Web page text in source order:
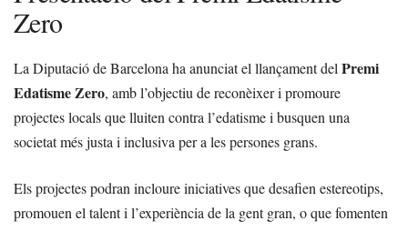
Zero
La Diputació de Barcelona ha anunciat el llançament del Premi
Edatisme Zero, amb l’objectiu de reconèixer i promoure
projectes locals que lluiten contra l’edatisme i busquen una
societat més justa i inclusiva per a les persones grans.
Els projectes podran incloure iniciatives que desafien estereotips,
promouen el talent i l’experiència de la gent gran, o que fomenten